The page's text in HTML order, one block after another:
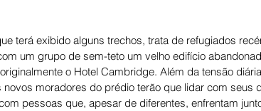
terá exibido alguns trechos, trata de refugiados
um grupo de sem-teto um velho edifício
o Hotel Cambridge. Além da tensão
novos moradores do prédio terão que lidar com seus
pessoas que, apesar de diferentes, enfrentam